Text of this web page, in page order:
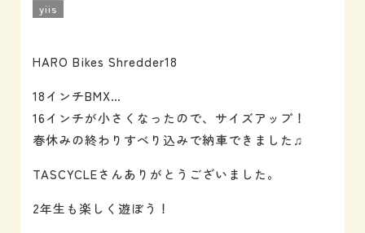
yiis
HARO Bikes Shredder18
18インチBMX…
16インチが小さくなったので、サイズアップ！
春休みの終わりすべり込みで納車できました♫
TASCYCLEさんありがとうございました。
2年生も楽しく遊ぼう！